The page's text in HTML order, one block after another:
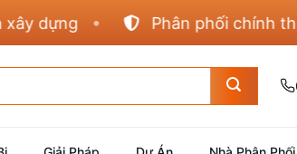
Phân phối chính thức